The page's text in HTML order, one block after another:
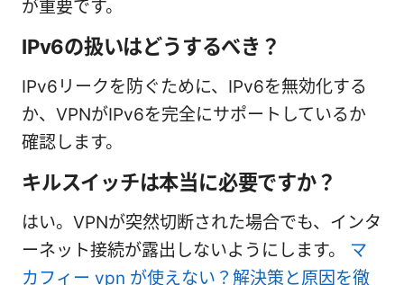
が重要です。
IPv6の扱いはどうするべき？
IPv6リークを防ぐために、IPv6を無効化する
か、VPNがIPv6を完全にサポートしているか
確認します。
キルスイッチは本当に必要ですか？
はい。VPNが突然切断された場合でも、インタ
ーネット接続が露出しないようにします。 マ
カフィー vpn が使えない？解決策と原因を徹